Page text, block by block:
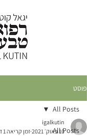
פוסט
All Posts
All Posts
igalkutin
10 באוק׳ 2021
זמן קריאה 1 דקות